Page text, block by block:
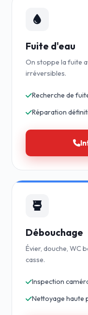
Fuite d'eau
On stoppe la fuite
irréversibles.
Recherche de
Réparation
Débouchage
Évier, douche, WC
casse.
Inspection
Nettoyage haute